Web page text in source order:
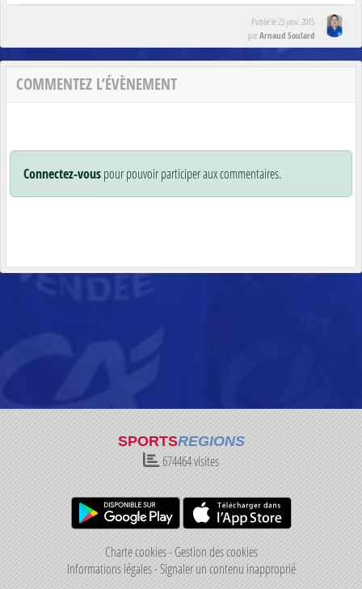
Publié le23 janv. 2015
parArnaud Soulard
COMMENTEZ L’ÉVÈNEMENT
Connectez-vouspour pouvoir participer aux commentaires.
SPORTSREGIONS
674464visites
Charte cookies Gestion des cookies
Informations légales Signaler un contenu inapproprié